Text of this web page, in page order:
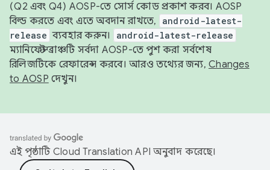
(Q2 এবং Q4) AOSP-তে সোর্স কোড প্রকাশ করব। AOSP
বিল্ড করতে এবং এতে অবদান রাখতে,
android-latest-
release ব্যবহার করুন। android-latest-release
ম্যানিফেস্ট ব্রাঞ্চটি সর্বদা AOSP-তে পুশ করা সর্বশেষ
রিলিজটিকে রেফারেন্স করবে। আরও তথ্যের জন্য, Changes
to AOSP দেখুন।
এই পৃষ্ঠাটি Cloud Translation API অনুবাদ করেছে।